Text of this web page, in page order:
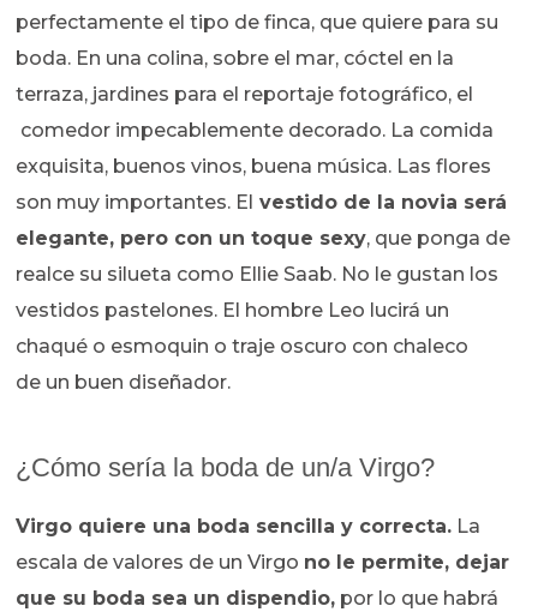
perfectamente el tipo de finca, que quiere para su
boda. En una colina, sobre el mar, cóctel en la
terraza, jardines para el reportaje fotográfico, el
comedor impecablemente decorado. La comida
exquisita, buenos vinos, buena música. Las flores
son muy importantes. El vestido de la novia será
elegante, pero con un toque sexy, que ponga de
realce su silueta como Ellie Saab. No le gustan los
vestidos pastelones. El hombre Leo lucirá un
chaqué o esmoquin o traje oscuro con chaleco
de un buen diseñador.
¿Cómo sería la boda de un/a Virgo?
Virgo quiere una boda sencilla y correcta. La
escala de valores de un Virgo no le permite, dejar
que su boda sea un dispendio, por lo que habrá